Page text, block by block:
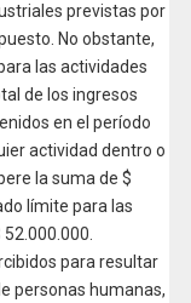
previstas por
No obstante,
las actividades
de los ingresos
en el período
actividad dentro o
la suma de $
límite para las
para resultar
personas humanas,